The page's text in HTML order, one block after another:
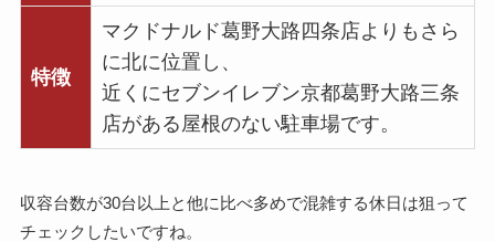
特徴
マクドナルド葛野大路四条店よりもさら
に北に位置し、
近くにセブンイレブン京都葛野大路三条
店がある屋根のない駐車場です。
収容台数が30台以上と他に比べ多めで混雑する休日は狙って
チェックしたいですね。